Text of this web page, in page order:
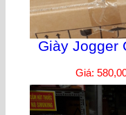
Giày Jogger
Giá: